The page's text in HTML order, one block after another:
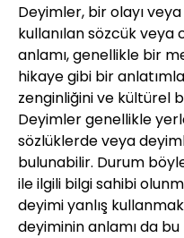
Deyimler, bir olayı
kullanılan sözcük
anlamı, genellikle bir
hikaye gibi bir
zenginliğini ve kültürel
Deyimler genellikle
sözlüklerde veya
bulunabilir. Durum
ile ilgili bilgi sahibi
deyimi yanlış
deyiminin anlamı da bu